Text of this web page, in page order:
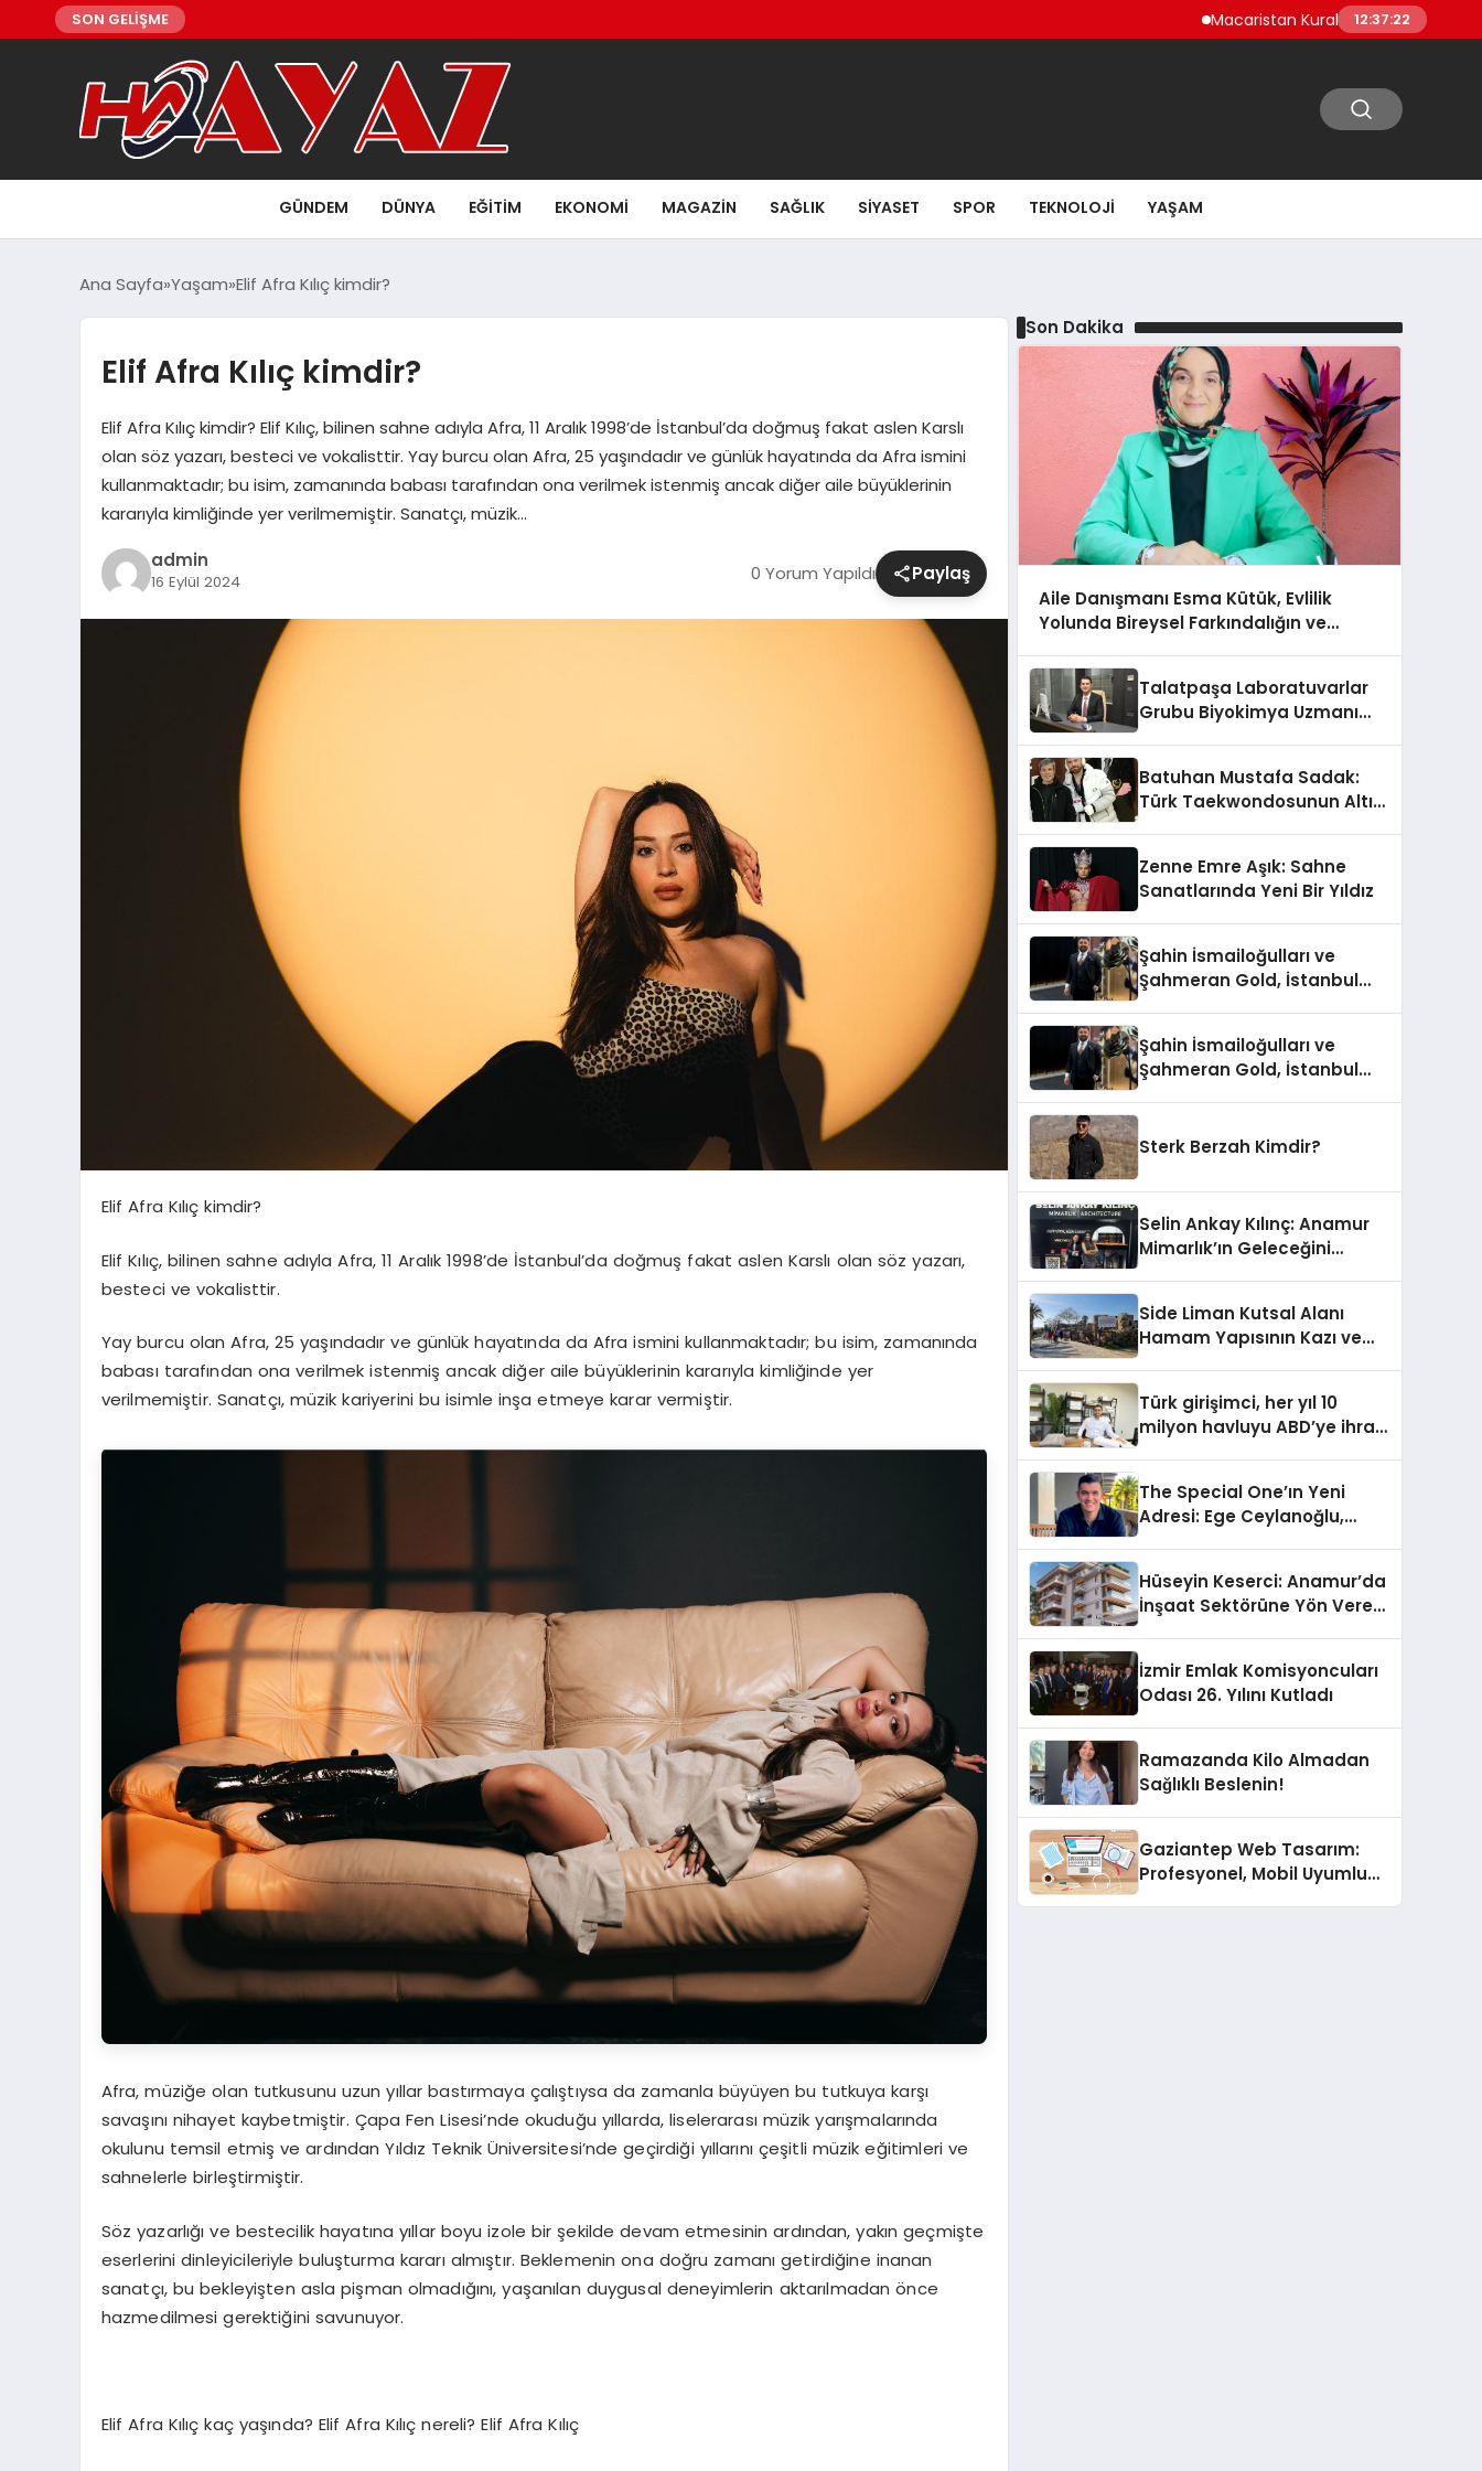
SON GELİŞME Macaristan Kuraklık Nedeniyle Paks
12:37:23
GÜNDEM DÜNYA EĞITIM EKONOMI MAGAZIN SAĞLIK SIYASET SPOR TEKNOLOJI YAŞAM
Ana Sayfa Yaşam Elif Afra Kılıç kimdir?
Elif Afra Kılıç kimdir?
Elif Afra Kılıç kimdir? Elif Kılıç, bilinen sahne adıyla Afra, 11 Aralık 1998’de İstanbul’da doğmuş fakat aslen Karslı
olan söz yazarı, besteci ve vokalisttir. Yay burcu olan Afra, 25 yaşındadır ve günlük hayatında da Afra ismini
kullanmaktadır; bu isim, zamanında babası tarafından ona verilmek istenmiş ancak diğer aile büyüklerinin
kararıyla kimliğinde yer verilmemiştir. Sanatçı, müzik…
admin
16 Eylül 2024 0 Yorum Yapıldı Paylaş
Elif Afra Kılıç kimdir?
Elif Kılıç, bilinen sahne adıyla Afra, 11 Aralık 1998’de İstanbul’da doğmuş fakat aslen Karslı olan söz yazarı,
besteci ve vokalisttir.
Yay burcu olan Afra, 25 yaşındadır ve günlük hayatında da Afra ismini kullanmaktadır; bu isim, zamanında
babası tarafından ona verilmek istenmiş ancak diğer aile büyüklerinin kararıyla kimliğinde yer
verilmemiştir. Sanatçı, müzik kariyerini bu isimle inşa etmeye karar vermiştir.
Afra, müziğe olan tutkusunu uzun yıllar bastırmaya çalıştıysa da zamanla büyüyen bu tutkuya karşı
savaşını nihayet kaybetmiştir. Çapa Fen Lisesi’nde okuduğu yıllarda, liselerarası müzik yarışmalarında
okulunu temsil etmiş ve ardından Yıldız Teknik Üniversitesi’nde geçirdiği yıllarını çeşitli müzik eğitimleri ve
sahnelerle birleştirmiştir.
Söz yazarlığı ve bestecilik hayatına yıllar boyu izole bir şekilde devam etmesinin ardından, yakın geçmişte
eserlerini dinleyicileriyle buluşturma kararı almıştır. Beklemenin ona doğru zamanı getirdiğine inanan
sanatçı, bu bekleyişten asla pişman olmadığını, yaşanılan duygusal deneyimlerin aktarılmadan önce
hazmedilmesi gerektiğini savunuyor.
Elif Afra Kılıç kaç yaşında? Elif Afra Kılıç nereli? Elif Afra Kılıç
Son Dakika
Aile Danışmanı Esma Kütük, Evlilik
Yolunda Bireysel Farkındalığın ve
Talatpaşa Laboratuvarlar
Grubu Biyokimya Uzmanı
Batuhan Mustafa Sadak:
Türk Taekwondosunun Altın
Zenne Emre Aşık: Sahne
Sanatlarında Yeni Bir Yıldız
Şahin İsmailoğulları ve
Şahmeran Gold, İstanbul
Şahin İsmailoğulları ve
Şahmeran Gold, İstanbul
Sterk Berzah Kimdir?
Selin Ankay Kılınç: Anamur
Mimarlık’ın Geleceğini
Side Liman Kutsal Alanı
Hamam Yapısının Kazı ve
Katkılarıyla Tamamlandı
Türk girişimci, her yıl 10
milyon havluyu ABD’ye ihraç
The Special One’ın Yeni
Adresi: Ege Ceylanoğlu,
Geldi!
Hüseyin Keserci: Anamur’da
İnşaat Sektörüne Yön Veren
İzmir Emlak Komisyoncuları
Odası 26. Yılını Kutladı
Ramazanda Kilo Almadan
Sağlıklı Beslenin!
Gaziantep Web Tasarım:
Profesyonel, Mobil Uyumlu